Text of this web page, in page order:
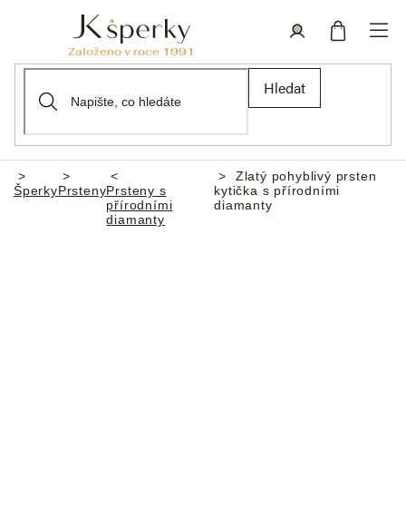
Hledat
Domů
ŠperkyPrstenyPrsteny s
přírodními
diamanty
Zlatý pohyblivý prsten
kytička s přírodními
diamanty